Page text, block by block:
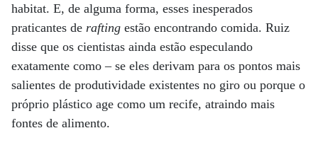
habitat. E, de alguma forma, esses inesperados
praticantes de rafting estão encontrando comida. Ruiz
disse que os cientistas ainda estão especulando
exatamente como – se eles derivam para os pontos mais
salientes de produtividade existentes no giro ou porque o
próprio plástico age como um recife, atraindo mais
fontes de alimento.